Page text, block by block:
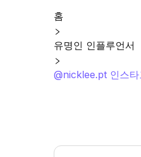
홈
유명인 인플루언서
@nicklee.pt 인스